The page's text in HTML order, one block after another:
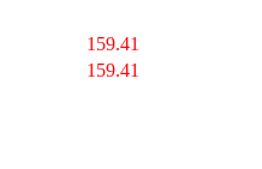
159.41
159.41